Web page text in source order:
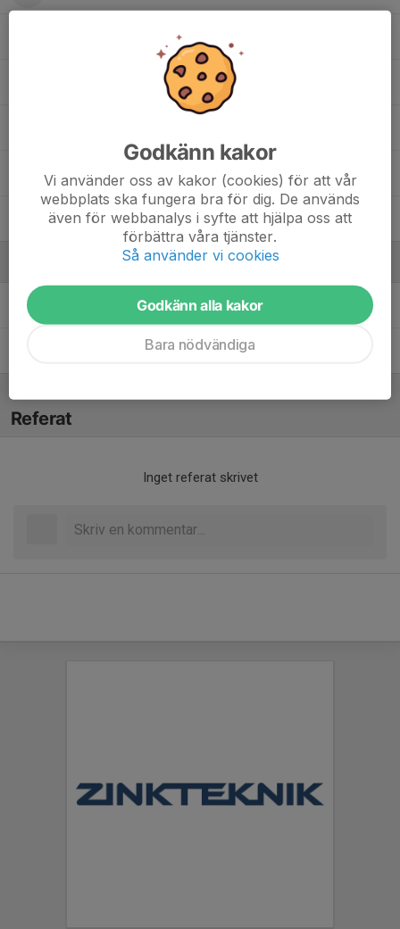
Stella Lindeborg
Wilma Lindström
Lina JohanssonTränare
Tränare
Referat
Inget referat skrivet
Godkänn kakor
Vi använder oss av kakor (cookies) för att vår
webbplats ska fungera bra för dig. De används
även för webbanalys i syfte att hjälpa oss att
förbättra våra tjänster.
Så använder vi cookies
Godkänn alla kakor
Bara nödvändiga